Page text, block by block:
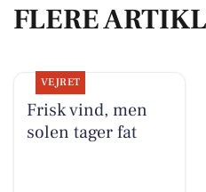
FLERE
VEJRET
Frisk vind, men
solen tager fat